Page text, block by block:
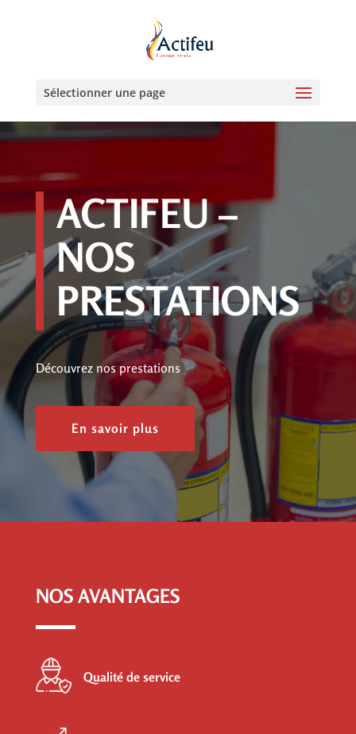
Sélectionner une page
ACTIFEU –
NOS
PRESTATIONS
Découvrez nos prestations
En savoir plus
NOS AVANTAGES
Qualité de service